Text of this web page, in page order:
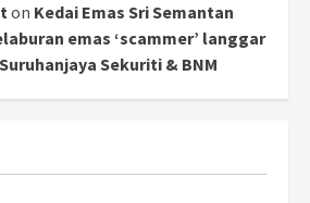
on Kedai Emas Sri Semantan
emas ‘scammer’ langgar
Sekuriti & BNM